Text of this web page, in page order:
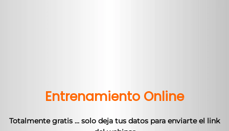
Entrenamiento Online
Totalmente gratis … solo deja tus datos para enviarte el link